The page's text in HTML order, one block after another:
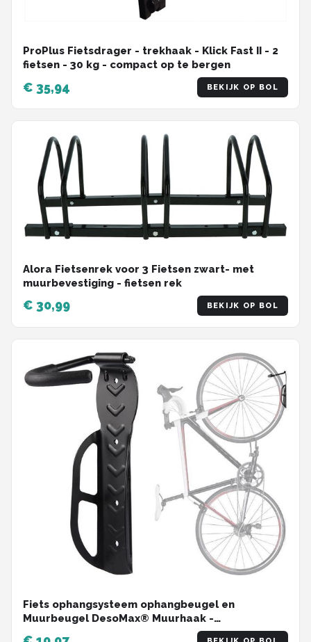
ProPlus Fietsdrager - trekhaak - Klick Fast II - 2
fietsen - 30 kg - compact op te bergen
€ 35,94 BEKIJK OP BOL
Alora Fietsenrek voor 3 Fietsen zwart- met
muurbevestiging - fietsen rek
€ 30,99 BEKIJK OP BOL
Fiets ophangsysteem ophangbeugel en
Muurbeugel DesoMax® Muurhaak -
Muurbevestiging voor met de wiel aan de muur -